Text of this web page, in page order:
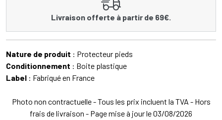
Livraison offerte à partir de 69€.
Nature de produit : Protecteur pieds
Conditionnement : Boite plastique
Label : Fabriqué en France
Photo non contractuelle - Tous les prix incluent la TVA - Hors
frais de livraison - Page mise à jour le 03/08/2026